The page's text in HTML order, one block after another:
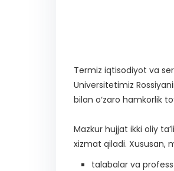
Termiz iqtisodiyot va
Universitetimiz
bilan o‘zaro hamkorlik
Mazkur hujjat ikki oliy
xizmat qiladi. Xususan,
talabalar va